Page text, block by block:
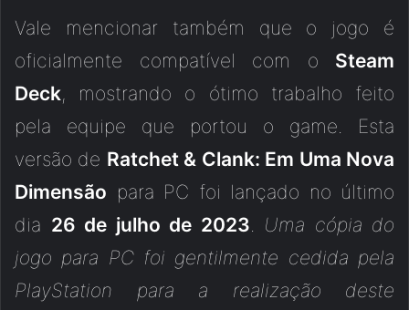
Vale mencionar também que o jogo é
oficialmente compatível com o Steam
Deck, mostrando o ótimo trabalho feito
pela equipe que portou o game. Esta
versão de Ratchet & Clank: Em Uma Nova
Dimensão para PC foi lançado no último
dia 26 de julho de 2023. Uma cópia do
jogo para PC foi gentilmente cedida pela
PlayStation para a realização deste